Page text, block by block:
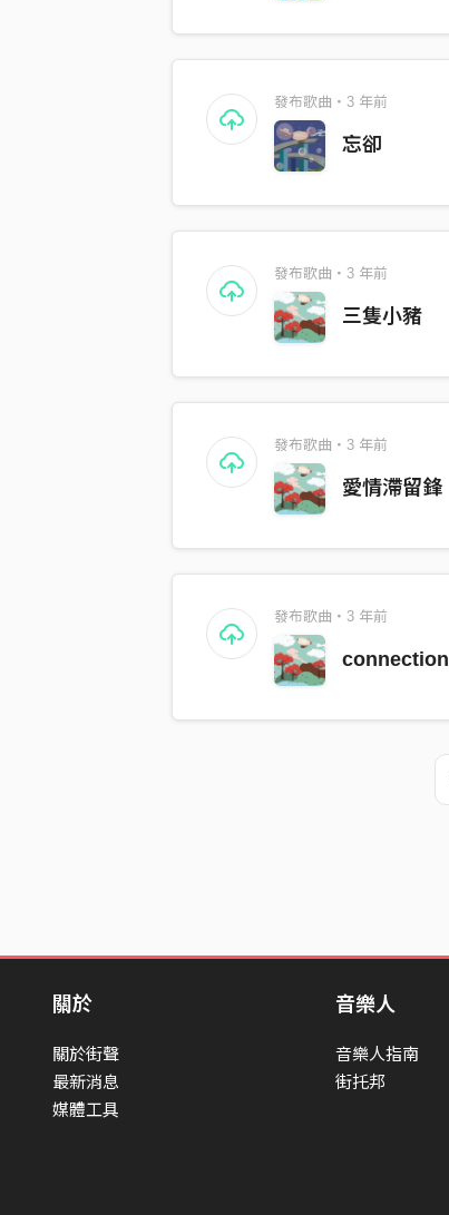
發布歌曲・3 年前
忘卻
發布歌曲・3 年前
三隻小豬
發布歌曲・3 年前
愛情滯留鋒
發布歌曲・3 年前
connection
關於
關於街聲
最新消息
媒體工具
音樂人
音樂人指南
街托邦